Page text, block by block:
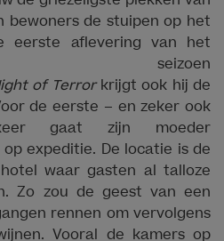
bewoners de stuipen op het
eerste aflevering van het
seizoen
of Terrorkrijgt ook hij de
de eerste – en zeker ook
gaat zijn moeder
expeditie. De locatie is de
waar gasten al talloze
Zo zou de geest van een
rennen om vervolgens
Vooral de kamers op